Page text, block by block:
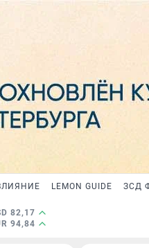
LEMON GUIDE ЗСД
82,17
94,84